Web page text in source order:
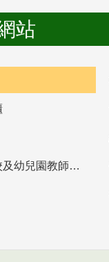
站
教育部高中等以下學校及幼兒園教師資格檢定考試